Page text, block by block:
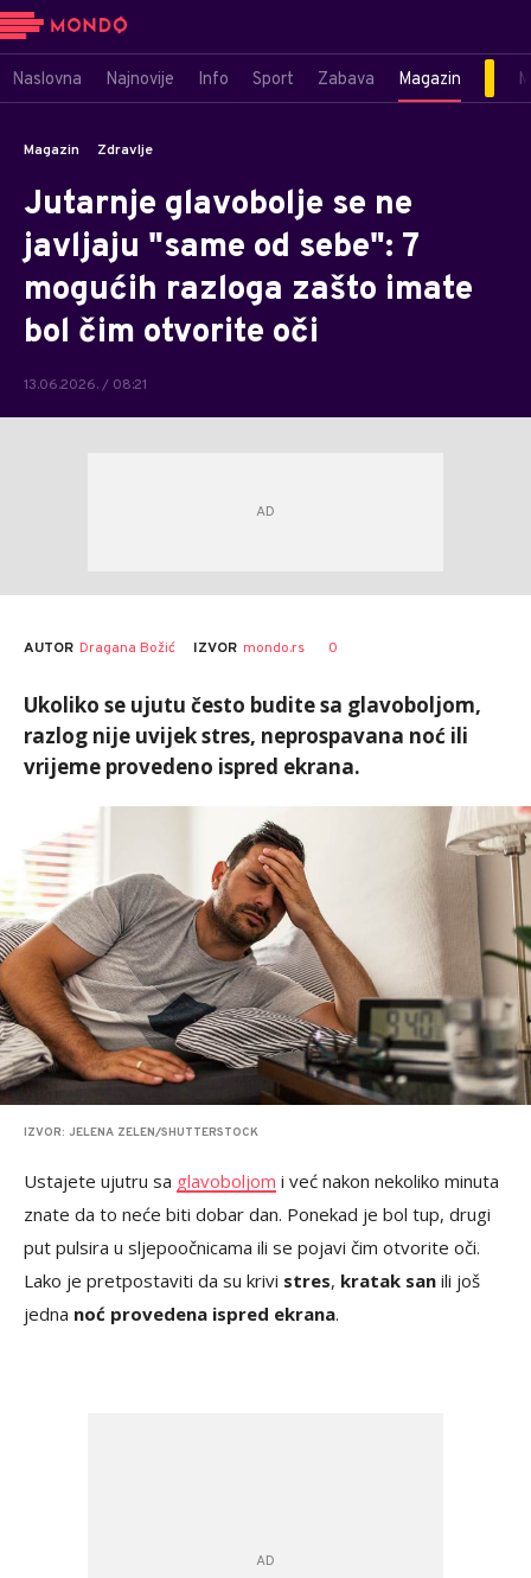
Naslovna Najnovije Info Sport Zabava Magazin
Magazin Zdravlje
Jutarnje glavobolje se ne
javljaju "same od sebe": 7
mogućih razloga zašto imate
bol čim otvorite oči
13.06.2026. / 08:21
AUTOR Dragana Božić IZVOR mondo.rs 0
Ukoliko se ujutu često budite sa glavoboljom,
razlog nije uvijek stres, neprospavana noć ili
vrijeme provedeno ispred ekrana.
IZVOR: JELENA ZELEN/SHUTTERSTOCK
Ustajete ujutru sa glavoboljom i već nakon nekoliko minuta
znate da to neće biti dobar dan. Ponekad je bol tup, drugi
put pulsira u sljepoočnicama ili se pojavi čim otvorite oči.
Lako je pretpostaviti da su krivi stres, kratak san ili još
jedna noć provedena ispred ekrana.